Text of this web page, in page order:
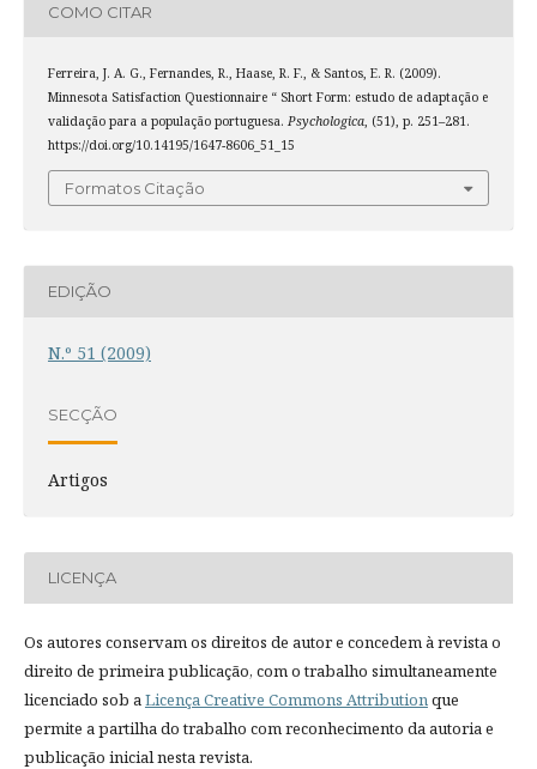
COMO CITAR
Ferreira, J. A. G., Fernandes, R., Haase, R. F., & Santos, E. R. (2009).
Minnesota Satisfaction Questionnaire “ Short Form: estudo de adaptação e
validação para a população portuguesa. Psychologica, (51), p. 251–281.
https://doi.org/10.14195/1647-8606_51_15
Formatos Citação
EDIÇÃO
N.º 51 (2009)
SECÇÃO
Artigos
LICENÇA
Os autores conservam os direitos de autor e concedem à revista o
direito de primeira publicação, com o trabalho simultaneamente
licenciado sob aLicença Creative Commons Attributionque
permite a partilha do trabalho com reconhecimento da autoria e
publicação inicial nesta revista.